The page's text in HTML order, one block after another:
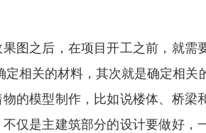
图之后，在项目开工之前，就需
相关的材料，其次就是确定相关
的模型制作，比如说楼体、桥梁
仅是主建筑部分的设计要做好，